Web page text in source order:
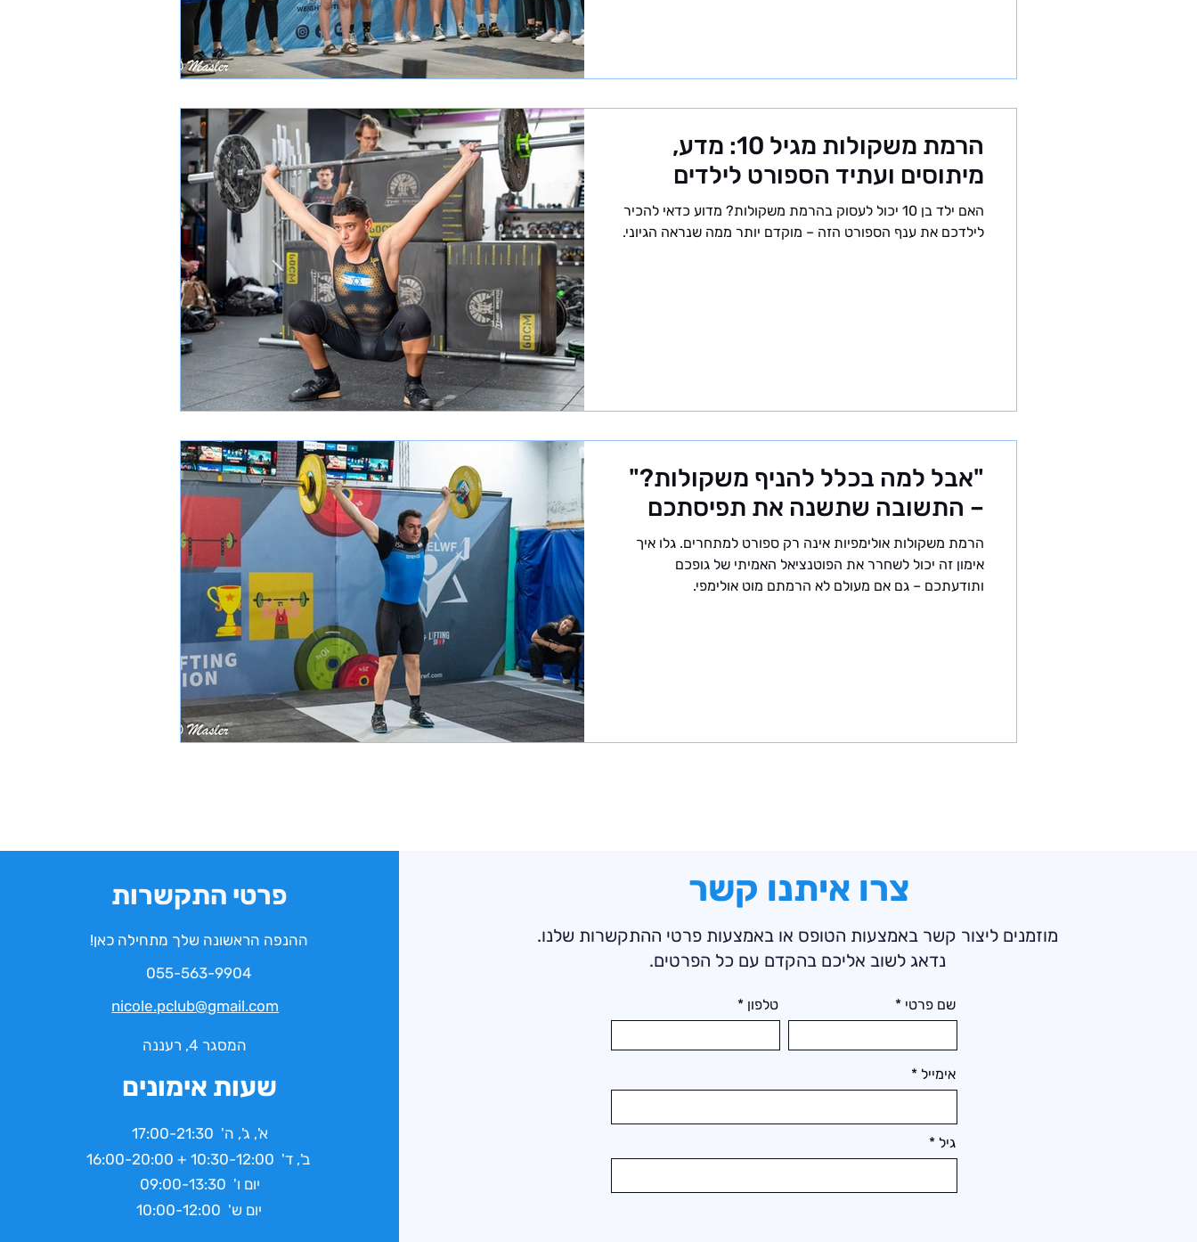
הרמת משקולות מגיל 10: מדע,
מיתוסים ועתיד הספורט לילדים
האם ילד בן 10 יכול לעסוק בהרמת משקולות? מדוע כדאי להכיר
לילדכם את ענף הספורט הזה – מוקדם יותר ממה שנראה הגיוני.
"אבל למה בכלל להניף משקולות?"
– התשובה שתשנה את תפיסתכם
הרמת משקולות אולימפיות אינה רק ספורט למתחרים. גלו איך
אימון זה יכול לשחרר את הפוטנציאל האמיתי של גופכם
ותודעתכם – גם אם מעולם לא הרמתם מוט אולימפי.
פרטי התקשרות
ההנפה הראשונה שלך מתחילה כאן!
055-563-9904
nicole.pclub@gmail.com
המסגר 4, רעננה
שעות אימונים
א', ג', ה' 17:00-21:30
ב', ד' 10:30-12:00 + 16:00-20:00
יום ו' 09:00-13:30
יום ש' 10:00-12:00
צרו איתנו קשר
מוזמנים ליצור קשר באמצעות הטופס או באמצעות פרטי ההתקשרות שלנו.
נדאג לשוב אליכם בהקדם עם כל הפרטים.
טלפון שם פרטי
אימייל
גיל